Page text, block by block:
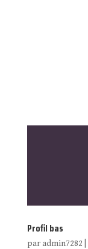
Profil bas
paradmin7282